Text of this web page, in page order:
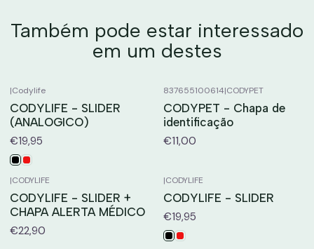
Também pode estar interessado
em um destes
|Codylife
CODYLIFE - SLIDER
(ANALOGICO)
€19,95
837655100614|CODYPET
CODYPET - Chapa de
identificação
€11,00
|CODYLIFE
CODYLIFE - SLIDER +
CHAPA ALERTA MÉDICO
€22,90
|CODYLIFE
CODYLIFE - SLIDER
€19,95